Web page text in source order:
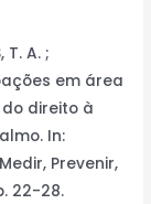
T. A. ;
em área
direito à
In:
Prevenir,
22-28.